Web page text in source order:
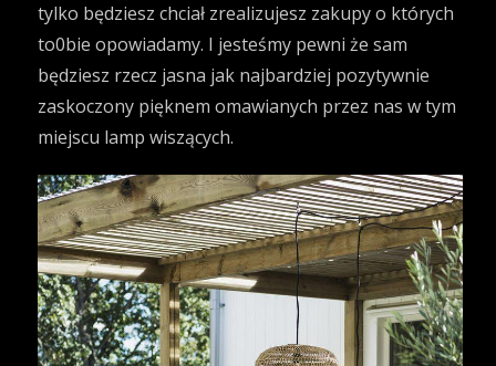
tylko będziesz chciał zrealizujesz zakupy o których
to0bie opowiadamy. I jesteśmy pewni że sam
będziesz rzecz jasna jak najbardziej pozytywnie
zaskoczony pięknem omawianych przez nas w tym
miejscu lamp wiszących.